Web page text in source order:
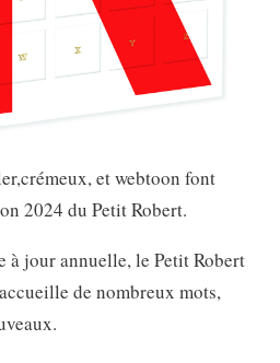
et webtoon font
2024 du Petit Robert.
à jour annuelle, le Petit Robert
de nombreux mots,